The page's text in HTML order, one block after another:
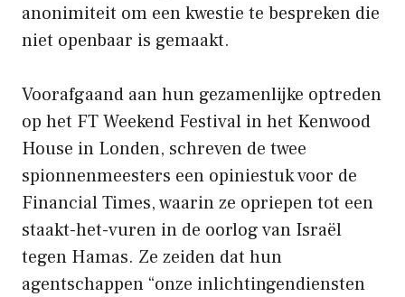
anonimiteit om een ​​kwestie te bespreken die
niet openbaar is gemaakt.
Voorafgaand aan hun gezamenlijke optreden
op het FT Weekend Festival in het Kenwood
House in Londen, schreven de twee
spionnenmeesters een opiniestuk voor de
Financial Times, waarin ze opriepen tot een
staakt-het-vuren in de oorlog van Israël
tegen Hamas. Ze zeiden dat hun
agentschappen “onze inlichtingendiensten